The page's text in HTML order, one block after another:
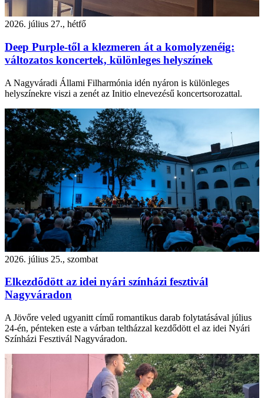
2026. július 27., hétfő
Deep Purple-től a klezmeren át a komolyzenéig:
változatos koncertek, különleges helyszínek
A Nagyváradi Állami Filharmónia idén nyáron is különleges
helyszínekre viszi a zenét az Initio elnevezésű koncertsorozattal.
2026. július 25., szombat
Elkezdődött az idei nyári színházi fesztivál
Nagyváradon
A Jövőre veled ugyanitt című romantikus darab folytatásával július
24-én, pénteken este a várban teltházzal kezdődött el az idei Nyári
Színházi Fesztivál Nagyváradon.